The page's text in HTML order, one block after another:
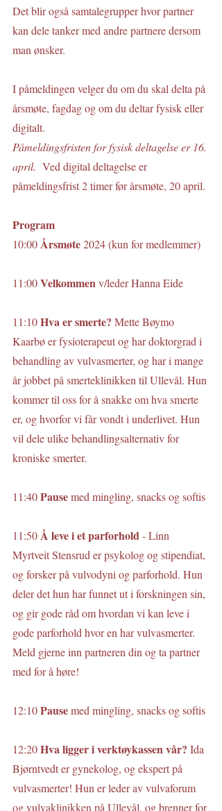
Det blir også samtalegrupper hvor partner
kan dele tanker med andre partnere dersom
man ønsker.
I påmeldingen velger du om du skal delta på
årsmøte, fagdag og om du deltar fysisk eller
digitalt.
Påmeldingsfristen for fysisk deltagelse er 16.
april. Ved digital deltagelse er
påmeldingsfrist 2 timer før årsmøte, 20 april.
Program
10:00 Årsmøte 2024 (kun for medlemmer)
11:00 Velkommen v/leder Hanna Eide
11:10 Hva er smerte? Mette Bøymo
Kaarbø er fysioterapeut og har doktorgrad i
behandling av vulvasmerter, og har i mange
år jobbet på smerteklinikken til Ullevål. Hun
kommer til oss for å snakke om hva smerte
er, og hvorfor vi får vondt i underlivet. Hun
vil dele ulike behandlingsalternativ for
kroniske smerter.
11:40 Pause med mingling, snacks og softis
11:50 Å leve i et parforhold - Linn
Myrtveit Stensrud er psykolog og stipendiat,
og forsker på vulvodyni og parforhold. Hun
deler det hun har funnet ut i forskningen sin,
og gir gode råd om hvordan vi kan leve i
gode parforhold hvor en har vulvasmerter.
Meld gjerne inn partneren din og ta partner
med for å høre!
12:10 Pause med mingling, snacks og softis
12:20 Hva ligger i verktøykassen vår? Ida
Bjørntvedt er gynekolog, og ekspert på
vulvasmerter! Hun er leder av vulvaforum
og vulvaklinikken på Ullevål, og brenner for